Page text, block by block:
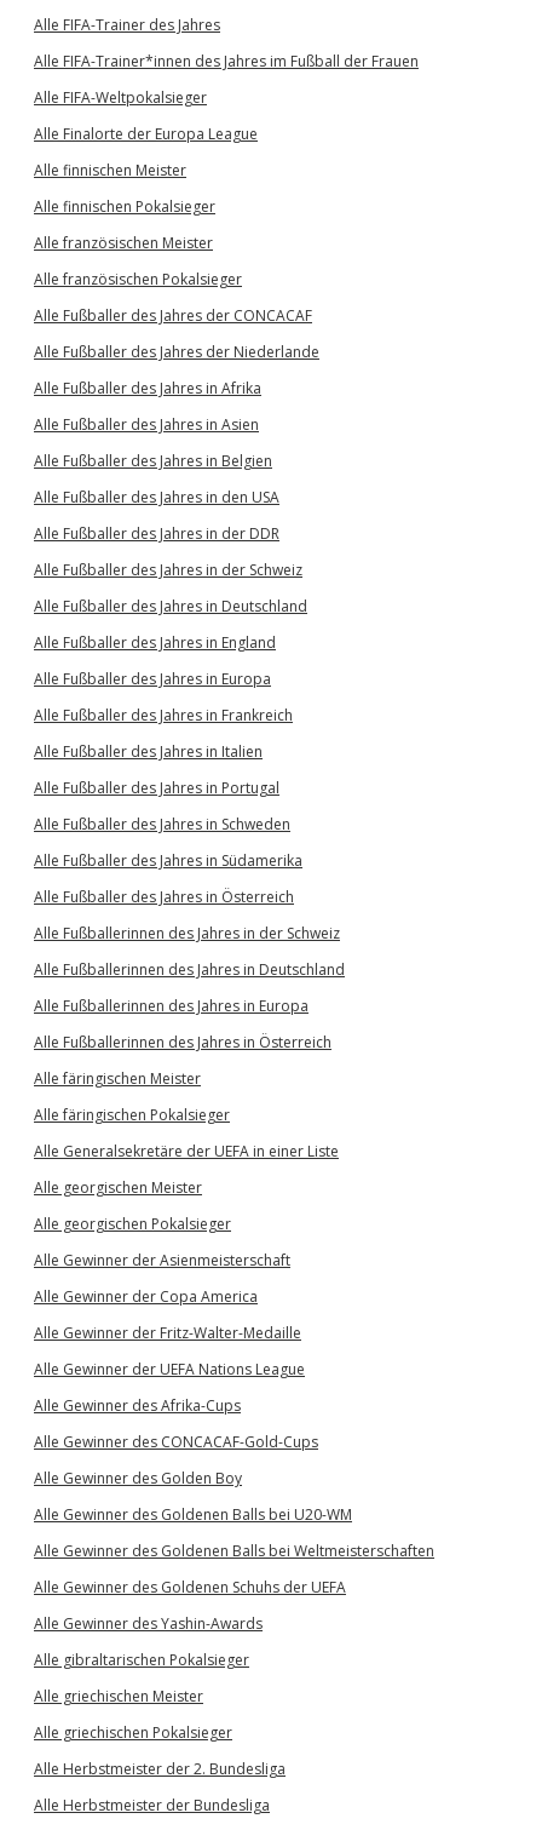
Alle FIFA-Trainer des Jahres
Alle FIFA-Trainer*innen des Jahres im Fußball der Frauen
Alle FIFA-Weltpokalsieger
Alle Finalorte der Europa League
Alle finnischen Meister
Alle finnischen Pokalsieger
Alle französischen Meister
Alle französischen Pokalsieger
Alle Fußballer des Jahres der CONCACAF
Alle Fußballer des Jahres der Niederlande
Alle Fußballer des Jahres in Afrika
Alle Fußballer des Jahres in Asien
Alle Fußballer des Jahres in Belgien
Alle Fußballer des Jahres in den USA
Alle Fußballer des Jahres in der DDR
Alle Fußballer des Jahres in der Schweiz
Alle Fußballer des Jahres in Deutschland
Alle Fußballer des Jahres in England
Alle Fußballer des Jahres in Europa
Alle Fußballer des Jahres in Frankreich
Alle Fußballer des Jahres in Italien
Alle Fußballer des Jahres in Portugal
Alle Fußballer des Jahres in Schweden
Alle Fußballer des Jahres in Südamerika
Alle Fußballer des Jahres in Österreich
Alle Fußballerinnen des Jahres in der Schweiz
Alle Fußballerinnen des Jahres in Deutschland
Alle Fußballerinnen des Jahres in Europa
Alle Fußballerinnen des Jahres in Österreich
Alle färingischen Meister
Alle färingischen Pokalsieger
Alle Generalsekretäre der UEFA in einer Liste
Alle georgischen Meister
Alle georgischen Pokalsieger
Alle Gewinner der Asienmeisterschaft
Alle Gewinner der Copa America
Alle Gewinner der Fritz-Walter-Medaille
Alle Gewinner der UEFA Nations League
Alle Gewinner des Afrika-Cups
Alle Gewinner des CONCACAF-Gold-Cups
Alle Gewinner des Golden Boy
Alle Gewinner des Goldenen Balls bei U20-WM
Alle Gewinner des Goldenen Balls bei Weltmeisterschaften
Alle Gewinner des Goldenen Schuhs der UEFA
Alle Gewinner des Yashin-Awards
Alle gibraltarischen Pokalsieger
Alle griechischen Meister
Alle griechischen Pokalsieger
Alle Herbstmeister der 2. Bundesliga
Alle Herbstmeister der Bundesliga